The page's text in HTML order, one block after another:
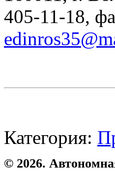
405-11-18,
Категория:
© 2026.